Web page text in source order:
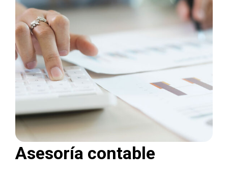
Asesoría contable